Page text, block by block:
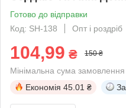
Готово до відправки
Код: SH-138
Опт і роздріб
104,99 ₴ 150 ₴
Мінімальна сума
Економія 45.01 ₴